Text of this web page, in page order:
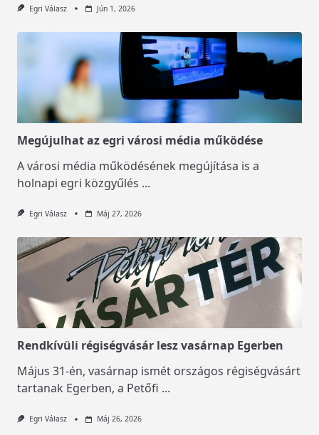
Egri Válasz Jún 1, 2026
Megújulhat az egri városi média működése
A városi média működésének megújítása is a
holnapi egri közgyűlés ...
Egri Válasz Máj 27, 2026
Rendkívüli régiségvásár lesz vasárnap Egerben
Május 31-én, vasárnap ismét országos régiségvásárt
tartanak Egerben, a Petőfi ...
Egri Válasz Máj 26, 2026